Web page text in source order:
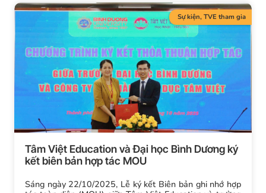
Sự kiện, TVE tham gia
Tâm Việt Education và Đại học Bình Dương ký
kết biên bản hợp tác MOU
Sáng ngày 22/10/2025, Lễ ký kết Biên bản ghi nhớ hợp